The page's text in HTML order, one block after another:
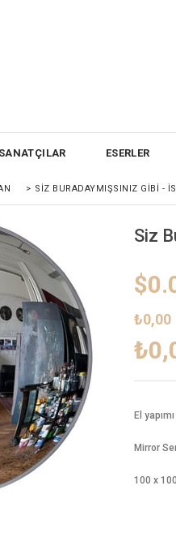
SANATÇILAR ESERLER
> SIZ BURADAYMIŞSINIZ GIBI -
Siz
₺0,00
El
Mirror
100 x